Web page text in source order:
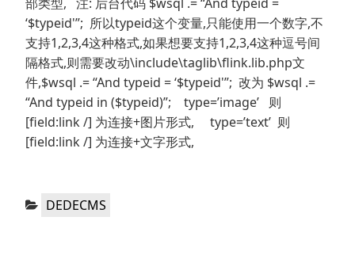
‘$typeid'”; 所以typeid这个变量,只能使用一个数字,不
支持1,2,3,4这种格式,如果想要支持1,2,3,4这种逗号间
隔格式,则需要改动\include\taglib\flink.lib.php文
件,$wsql .= “And typeid = ‘$typeid'”; 改为 $wsql .=
“And typeid in ($typeid)”; type=’image’ 则
[field:link /] 为连接+图片形式, type=’text’ 则
[field:link /] 为连接+文字形式,
分
DEDECMS